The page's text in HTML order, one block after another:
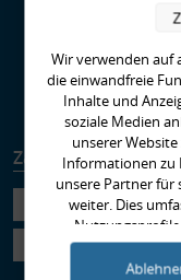
Zahlungsarten
Wir verwenden auf
die einwandfreie
Inhalte und
soziale Medien
unserer
Informationen zu
unsere Partner für
weiter. Dies
Products) führen
weiteren Daten